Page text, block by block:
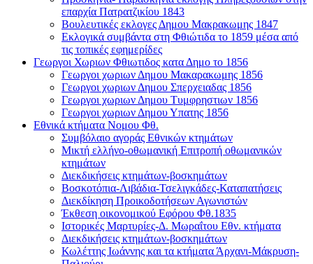
επαρχία Πατρατζικίου 1843
Βουλευτικές εκλογες Δημου Μακρακωμης 1847
Εκλογικά συμβάντα στη Φθιώτιδα το 1859 μέσα από
τις τοπικές εφημερίδες
Γεωργοι Χωριων Φθιωτιδος κατα Δημο το 1856
Γεωργοι χωριων Δημου Μακαρακωμης 1856
Γεωργοι χωριων Δημου Σπερχειαδας 1856
Γεωργοι χωριων Δημου Τυμφρηστιων 1856
Γεωργοι χωριων Δημου Υπατης 1856
Εθνικά κτήματα Νομου Φθ.
Συμβόλαιο αγοράς Εθνικών κτημάτων
Μικτή ελλήνο-οθωμανική Επιτροπή οθωμανικών
κτημάτων
Διεκδικήσεις κτημάτων-βοσκημάτων
Βοσκοτόπια-Λιβάδια-Τσελιγκάδες-Καταπατήσεις
Διεκδίκηση Προικοδοτήσεων Αγωνιστών
Έκθεση οικονομικού Εφόρου Φθ.1835
Ιστορικές Μαρτυρίες-Δ. Μωραΐτου Εθν. κτήματα
Διεκδικήσεις κτημάτων-βοσκημάτων
Κωλέττης Ιωάννης και τα κτήματα Άρχανι-Μάκρυση-